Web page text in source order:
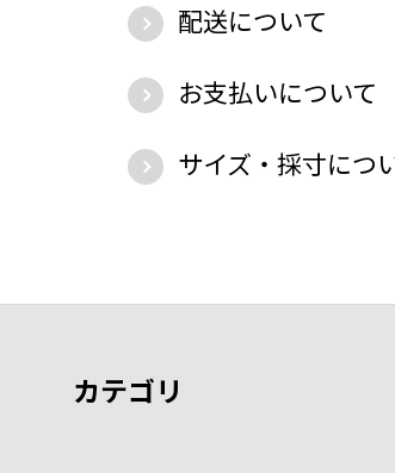
配送について
お支払いについて
サイズ・採寸につ
カテゴリ